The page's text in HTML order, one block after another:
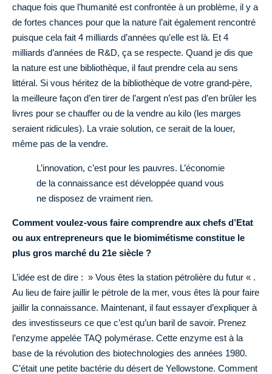
chaque fois que l’humanité est confrontée à un problème, il y a
de fortes chances pour que la nature l’ait également rencontré
puisque cela fait 4 milliards d’années qu’elle est là. Et 4
milliards d’années de R&D, ça se respecte. Quand je dis que
la nature est une bibliothèque, il faut prendre cela au sens
littéral. Si vous héritez de la bibliothèque de votre grand-père,
la meilleure façon d’en tirer de l’argent n’est pas d’en brûler les
livres pour se chauffer ou de la vendre au kilo (les marges
seraient ridicules). La vraie solution, ce serait de la louer,
même pas de la vendre.
L’innovation, c’est pour les pauvres. L’économie
de la connaissance est développée quand vous
ne disposez de vraiment rien.
Comment voulez-vous faire comprendre aux chefs d’Etat
ou aux entrepreneurs que le biomimétisme constitue le
plus gros marché du 21e siècle ?
L’idée est de dire : » Vous êtes la station pétrolière du futur « .
Au lieu de faire jaillir le pétrole de la mer, vous êtes là pour faire
jaillir la connaissance. Maintenant, il faut essayer d’expliquer à
des investisseurs ce que c’est qu’un baril de savoir. Prenez
l’enzyme appelée TAQ polymérase. Cette enzyme est à la
base de la révolution des biotechnologies des années 1980.
C’était une petite bactérie du désert de Yellowstone. Comment